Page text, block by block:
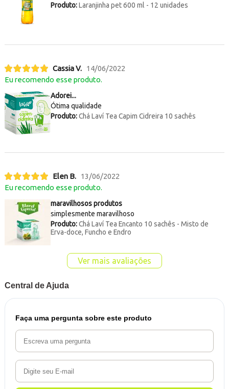
Produto:Laranjinha pet 600 ml - 12 unidades
Cassia V. 14/06/2022
Eu recomendo esse produto.
Adorei...
Ótima qualidade
Produto:Chá Laví Tea Capim Cidreira 10 sachês
Elen B. 13/06/2022
Eu recomendo esse produto.
maravilhosos produtos
simplesmente maravilhoso
Produto:Chá Laví Tea Encanto 10 sachês - Misto de
Erva-doce, Funcho e Endro
Ver mais avaliações
Central de Ajuda
Faça uma pergunta sobre este produto